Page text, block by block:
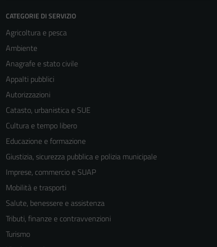
CATEGORIE DI SERVIZIO
Agricoltura e pesca
Ambiente
Anagrafe e stato civile
Appalti pubblici
Autorizzazioni
Catasto, urbanistica e SUE
Cultura e tempo libero
Educazione e formazione
Giustizia, sicurezza pubblica e polizia municipale
Imprese, commercio e SUAP
Mobilità e trasporti
Salute, benessere e assistenza
Tributi, finanze e contravvenzioni
Turismo